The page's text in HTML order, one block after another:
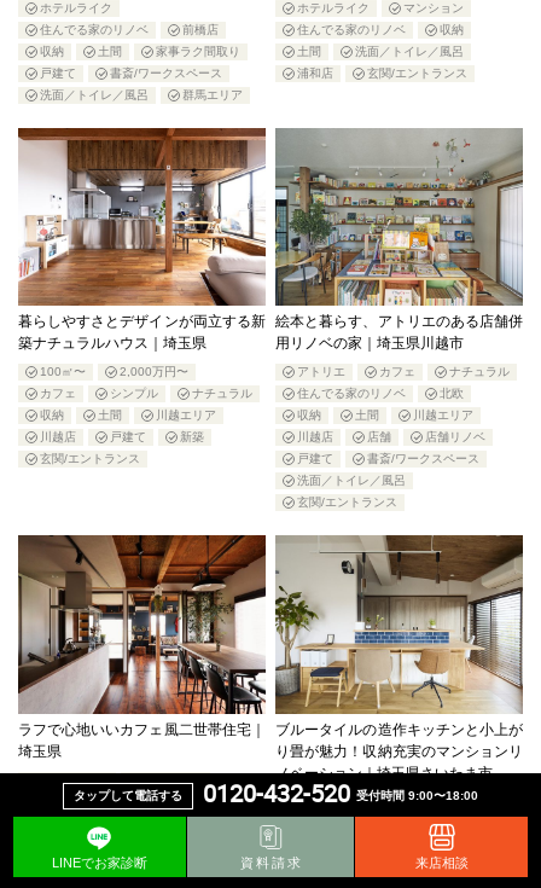
タップして電話する 0120-432-520 受付時間 9:00〜18:00
LINEでお家診断 資料請求 来店相談
ホテルライク
住んでる家のリノベ
前橋店
収納
土間
家事ラク間取り
戸建て
書斎/ワークスペース
洗面／トイレ／風呂
群馬エリア
ホテルライク
マンション
住んでる家のリノベ
収納
土間
洗面／トイレ／風呂
浦和店
玄関/エントランス
暮らしやすさとデザインが両立する新
築ナチュラルハウス｜埼玉県
100㎡〜
2,000万円〜
カフェ
シンプル
ナチュラル
収納
土間
川越エリア
川越店
戸建て
新築
玄関/エントランス
絵本と暮らす、アトリエのある店舗併
用リノベの家｜埼玉県川越市
アトリエ カフェ
ナチュラル
住んでる家のリノベ
北欧
収納
土間
川越エリア
川越店
店舗
店舗リノベ
戸建て
書斎/ワークスペース
洗面／トイレ／風呂
玄関/エントランス
ラフで心地いいカフェ風二世帯住宅｜
埼玉県
インダストリアル
カフェ
二世帯リノベ
住んでる家のリノベ
川越エリア
ブルータイルの造作キッチンと小上が
り畳が魅力！収納充実のマンションリ
ノベーション｜埼玉県さいたま市
1,000万円〜2,000万円
100㎡〜
さいたまエリア
ナチュラル
ペット
マンション